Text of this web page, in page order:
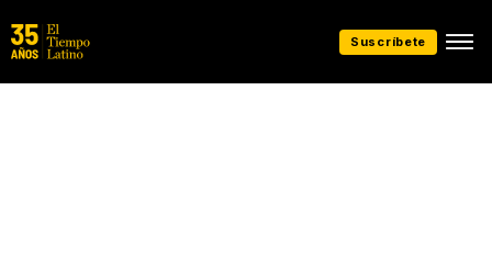
Suscríbete